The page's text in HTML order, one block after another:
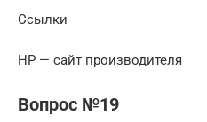
Ссылки
HP — сайт производителя
Вопрос №19